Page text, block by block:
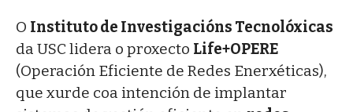
O Instituto de Investigacións Tecnolóxicas
da USC lidera o proxecto Life+OPERE
(Operación Eficiente de Redes Enerxéticas),
que xurde coa intención de implantar